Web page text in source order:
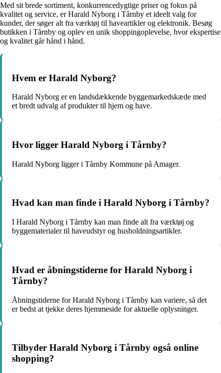
Med sit brede sortiment, konkurrencedygtige priser og fokus på
kvalitet og service, er Harald Nyborg i Tårnby et ideelt valg for
kunder, der søger alt fra værktøj til haveartikler og elektronik. Besøg
butikken i Tårnby og oplev en unik shoppingoplevelse, hvor ekspertise
og kvalitet går hånd i hånd.
Hvem er Harald Nyborg?
Harald Nyborg er en landsdækkende byggemarkedskæde med
et bredt udvalg af produkter til hjem og have.
Hvor ligger Harald Nyborg i Tårnby?
Harald Nyborg ligger i Tårnby Kommune på Amager.
Hvad kan man finde i Harald Nyborg i Tårnby?
I Harald Nyborg i Tårnby kan man finde alt fra værktøj og
byggematerialer til haveudstyr og husholdningsartikler.
Hvad er åbningstiderne for Harald Nyborg i
Tårnby?
Åbningstiderne for Harald Nyborg i Tårnby kan variere, så det
er bedst at tjekke deres hjemmeside for aktuelle oplysninger.
Tilbyder Harald Nyborg i Tårnby også online
shopping?